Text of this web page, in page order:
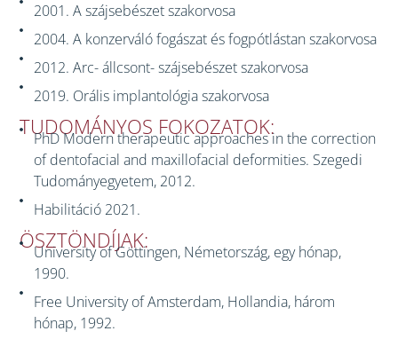
2001. A szájsebészet szakorvosa
2004. A konzerváló fogászat és fogpótlástan szakorvosa
2012. Arc- állcsont- szájsebészet szakorvosa
2019. Orális implantológia szakorvosa
TUDOMÁNYOS FOKOZATOK:
PhD Modern therapeutic approaches in the correction
of dentofacial and maxillofacial deformities. Szegedi
Tudományegyetem, 2012.
Habilitáció 2021.
ÖSZTÖNDÍJAK:
University of Göttingen, Németország, egy hónap,
1990.
Free University of Amsterdam, Hollandia, három
hónap, 1992.